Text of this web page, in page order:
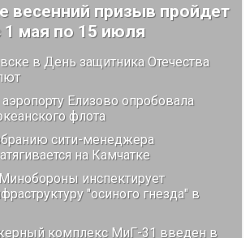
весенний призыв пройдет
1 мая по 15 июля
в День защитника Отечества
Елизово опробовала
флота
сити-менеджера
на Камчатке
инспектирует
"осиного гнезда" в
комплекс МиГ-31 введен в